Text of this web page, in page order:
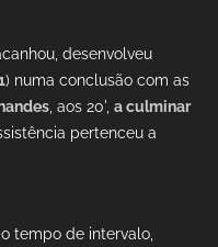
desenvolveu
) numa conclusão com as
, aos 20', a culminar
pertenceu a
tempo de intervalo,